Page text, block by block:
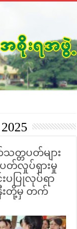
တ္တပတ်များ
ပတ်လှုပ်ရှားမှု
ပပြုလုပ်ရာ
နီးတို့မှ တက်